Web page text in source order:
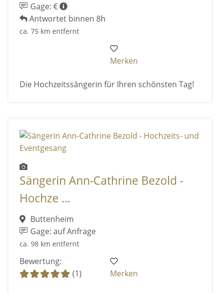
Gage: €
Antwortet binnen 8h
ca. 75 km entfernt
Merken
Die Hochzeitssängerin für Ihren schönsten Tag!
Sängerin Ann-Cathrine Bezold -
Hochze ...
Buttenheim
Gage: auf Anfrage
ca. 98 km entfernt
Bewertung:
(1)
Merken